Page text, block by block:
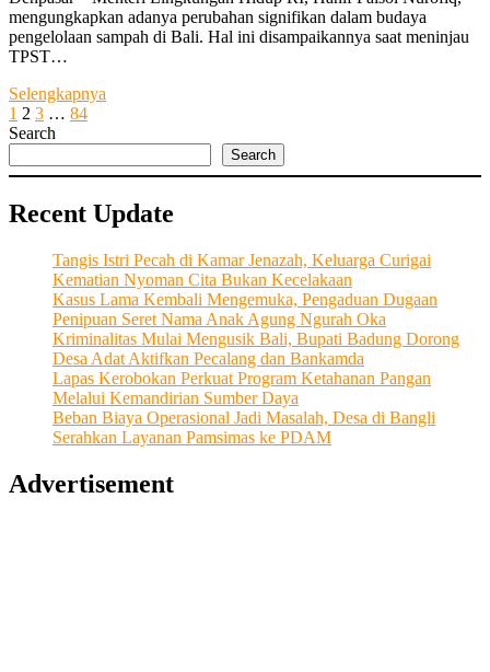
mengungkapkan adanya perubahan signifikan dalam budaya
pengelolaan sampah di Bali. Hal ini disampaikannya saat meninjau
TPST…
Selengkapnya
LH
Warga
Tetap
Pilah
Sampah
Posts
pagination
Previous
page
Page
1 Page
2 Page
3 … Page
84Next
Search
Search
Recent Update
Tangis Istri Pecah di Kamar Jenazah, Keluarga Curigai
Kematian Nyoman Cita Bukan Kecelakaan
Kasus Lama Kembali Mengemuka, Pengaduan Dugaan
Penipuan Seret Nama Anak Agung Ngurah Oka
Kriminalitas Mulai Mengusik Bali, Bupati Badung Dorong
Desa Adat Aktifkan Pecalang dan Bankamda
Lapas Kerobokan Perkuat Program Ketahanan Pangan
Melalui Kemandirian Sumber Daya
Beban Biaya Operasional Jadi Masalah, Desa di Bangli
Serahkan Layanan Pamsimas ke PDAM
Advertisement